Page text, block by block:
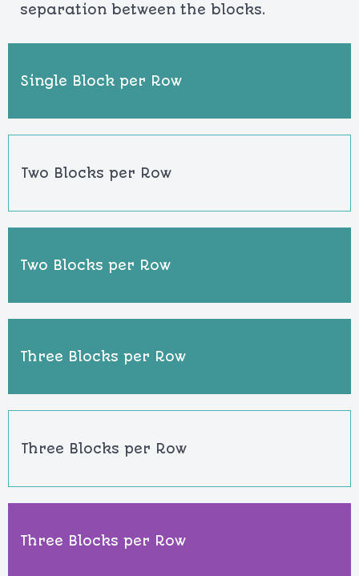
separation between the blocks.
Single Block per Row
Two Blocks per Row
Two Blocks per Row
Three Blocks per Row
Three Blocks per Row
Three Blocks per Row